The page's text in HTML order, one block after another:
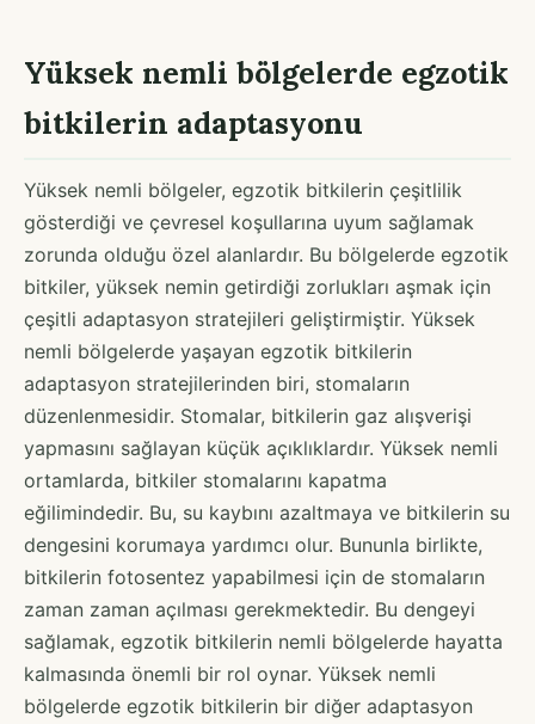
Yüksek nemli bölgelerde egzotik
bitkilerin adaptasyonu
Yüksek nemli bölgeler, egzotik bitkilerin çeşitlilik
gösterdiği ve çevresel koşullarına uyum sağlamak
zorunda olduğu özel alanlardır. Bu bölgelerde egzotik
bitkiler, yüksek nemin getirdiği zorlukları aşmak için
çeşitli adaptasyon stratejileri geliştirmiştir. Yüksek
nemli bölgelerde yaşayan egzotik bitkilerin
adaptasyon stratejilerinden biri, stomaların
düzenlenmesidir. Stomalar, bitkilerin gaz alışverişi
yapmasını sağlayan küçük açıklıklardır. Yüksek nemli
ortamlarda, bitkiler stomalarını kapatma
eğilimindedir. Bu, su kaybını azaltmaya ve bitkilerin su
dengesini korumaya yardımcı olur. Bununla birlikte,
bitkilerin fotosentez yapabilmesi için de stomaların
zaman zaman açılması gerekmektedir. Bu dengeyi
sağlamak, egzotik bitkilerin nemli bölgelerde hayatta
kalmasında önemli bir rol oynar. Yüksek nemli
bölgelerde egzotik bitkilerin bir diğer adaptasyon